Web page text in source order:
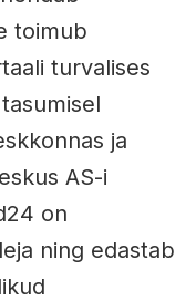
toimub
turvalises
ja
AS-i
on
ning edastab